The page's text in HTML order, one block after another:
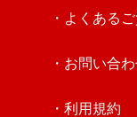
・よくある
・お問い合
・利用規約